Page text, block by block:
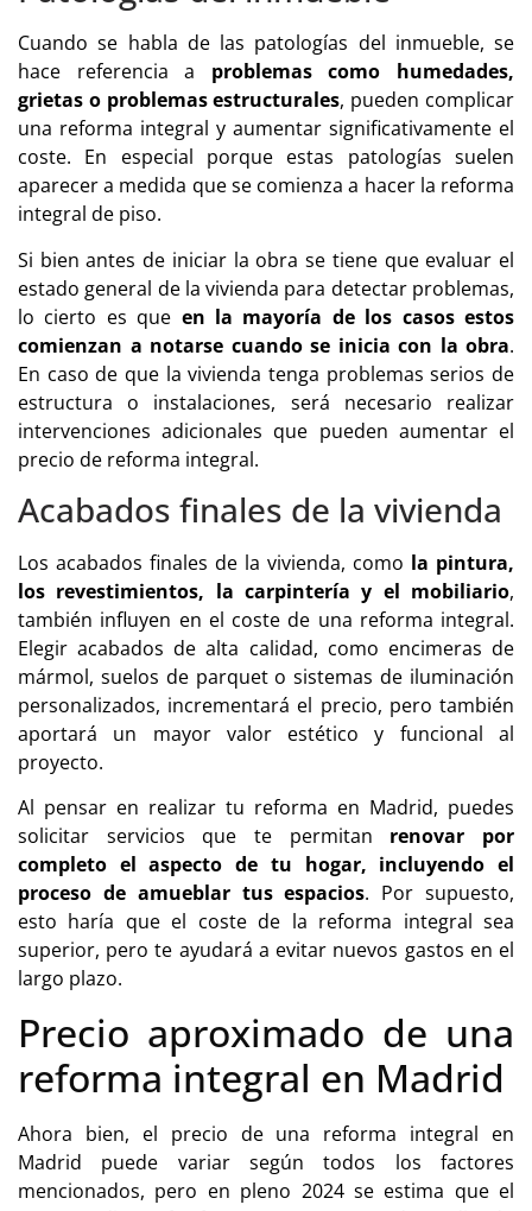
Cuando se habla de las patologías del inmueble, se
hace referencia a problemas como humedades,
grietas o problemas estructurales, pueden complicar
una reforma integral y aumentar significativamente el
coste. En especial porque estas patologías suelen
aparecer a medida que se comienza a hacer la reforma
integral de piso.
Si bien antes de iniciar la obra se tiene que evaluar el
estado general de la vivienda para detectar problemas,
lo cierto es que en la mayoría de los casos estos
comienzan a notarse cuando se inicia con la obra.
En caso de que la vivienda tenga problemas serios de
estructura o instalaciones, será necesario realizar
intervenciones adicionales que pueden aumentar el
precio de reforma integral.
Acabados finales de la vivienda
Los acabados finales de la vivienda, como la pintura,
los revestimientos, la carpintería y el mobiliario,
también influyen en el coste de una reforma integral.
Elegir acabados de alta calidad, como encimeras de
mármol, suelos de parquet o sistemas de iluminación
personalizados, incrementará el precio, pero también
aportará un mayor valor estético y funcional al
proyecto.
Al pensar en realizar tu reforma en Madrid, puedes
solicitar servicios que te permitan renovar por
completo el aspecto de tu hogar, incluyendo el
proceso de amueblar tus espacios. Por supuesto,
esto haría que el coste de la reforma integral sea
superior, pero te ayudará a evitar nuevos gastos en el
largo plazo.
Precio aproximado de una
reforma integral en Madrid
Ahora bien, el precio de una reforma integral en
Madrid puede variar según todos los factores
mencionados, pero en pleno 2024 se estima que el